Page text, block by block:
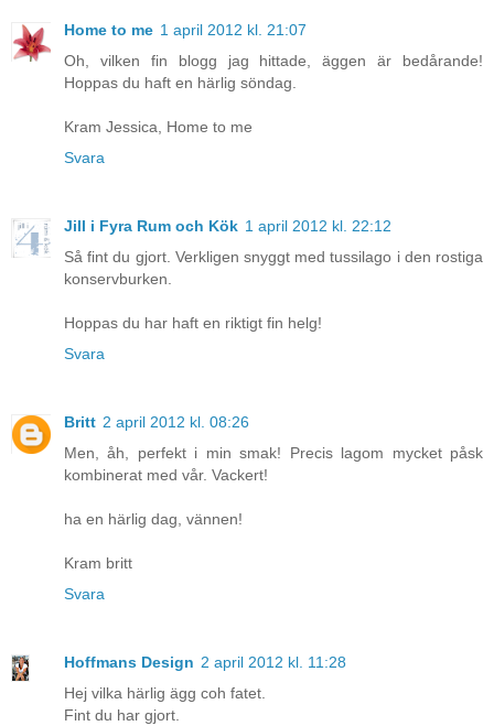
Home to me 1 april 2012 kl. 21:07
Oh, vilken fin blogg jag hittade, äggen är bedårande!
Hoppas du haft en härlig söndag.
Kram Jessica, Home to me
Svara
Jill i Fyra Rum och Kök 1 april 2012 kl. 22:12
Så fint du gjort. Verkligen snyggt med tussilago i den rostiga
konservburken.
Hoppas du har haft en riktigt fin helg!
Svara
Britt 2 april 2012 kl. 08:26
Men, åh, perfekt i min smak! Precis lagom mycket påsk
kombinerat med vår. Vackert!
ha en härlig dag, vännen!
Kram britt
Svara
Hoffmans Design 2 april 2012 kl. 11:28
Hej vilka härlig ägg coh fatet.
Fint du har gjort.